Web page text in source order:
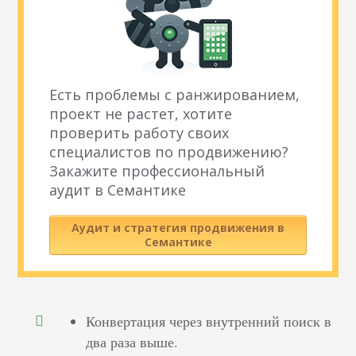
Есть проблемы с ранжированием,
проект не растет, хотите
проверить работу своих
специалистов по продвижению?
Закажите профессиональный
аудит в Семантике
Аудит и стратегия продвижения в
Семантике
Конвертация через внутренний поиск в
два раза выше.